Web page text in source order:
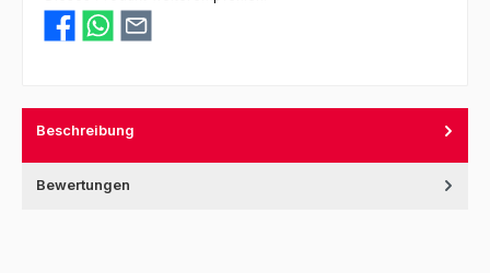
Beschreibung
Bewertungen